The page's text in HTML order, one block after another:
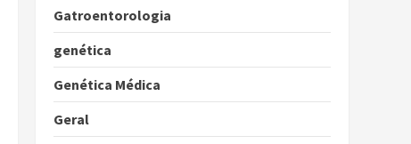
Gatroentorologia
genética
Genética Médica
Geral